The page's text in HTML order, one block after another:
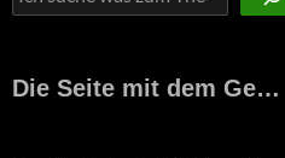
Die Seite mit dem Ge…